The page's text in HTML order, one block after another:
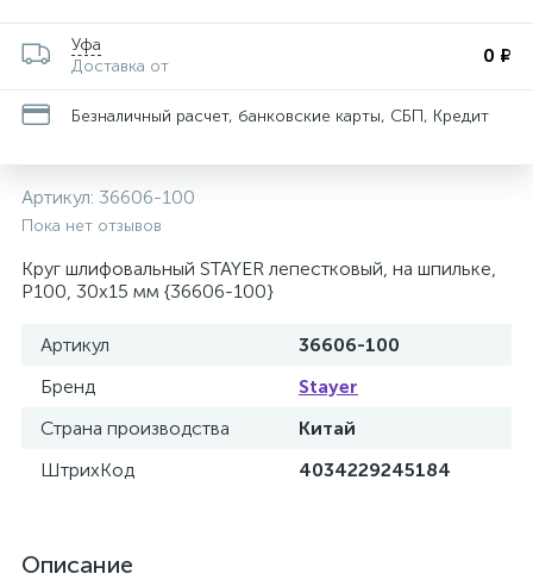
Уфа
Доставка от
0 ₽
Безналичный расчет, банковские карты, СБП, Кредит
Артикул: 36606-100
Пока нет отзывов
Круг шлифовальный STAYER лепестковый, на шпильке,
P100, 30х15 мм {36606-100}
Артикул
36606-100
Бренд
Stayer
Страна производства
Китай
ШтрихКод
4034229245184
Описание